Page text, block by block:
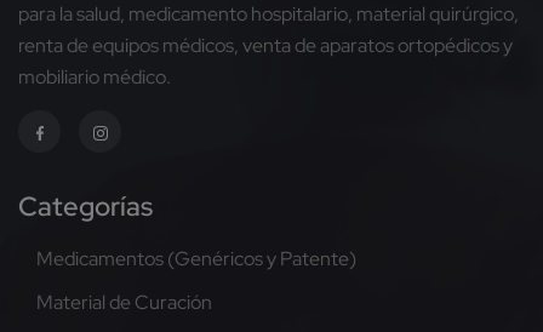
para la salud, medicamento hospitalario, material quirúrgico,
renta de equipos médicos, venta de aparatos ortopédicos y
mobiliario médico.
Categorías
Medicamentos (Genéricos y Patente)
Material de Curación